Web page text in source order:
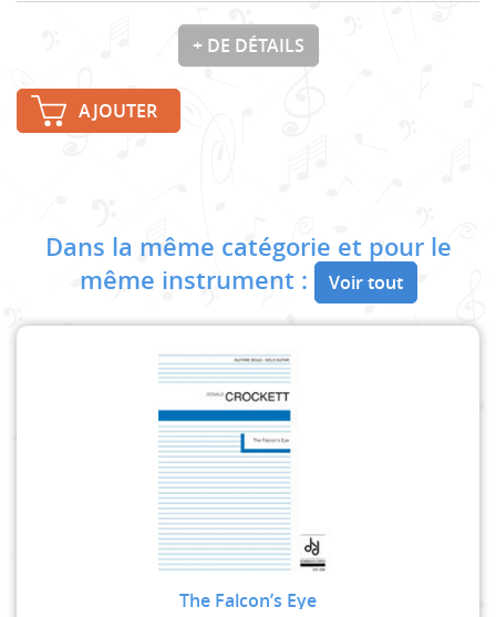
+ DE DÉTAILS
AJOUTER
Dans la même catégorie et pour le
même instrument :
Voir tout
The Falcon’s Eye